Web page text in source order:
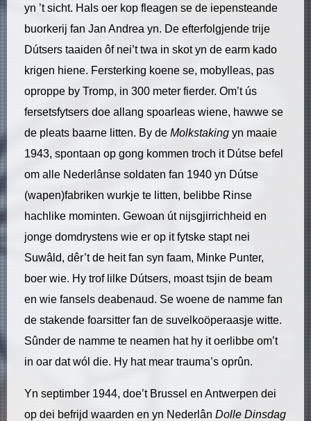
yn ’t sicht. Hals oer kop fleagen se de iepensteande
buorkerij fan Jan Andrea yn. De efterfolgjende trije
Dútsers taaiden ôf nei’t twa in skot yn de earm kado
krigen hiene. Fersterking koene se, mobylleas, pas
oproppe by Tromp, in 300 meter fierder. Om’t ús
fersetsfytsers doe allang spoarleas wiene, hawwe se
de pleats baarne litten. By deMolkstakingyn maaie
1943, spontaan op gong kommen troch it Dútse befel
om alle Nederlânse soldaten fan 1940 yn Dútse
(wapen)fabriken wurkje te litten, belibbe Rinse
hachlike mominten. Gewoan út nijsgjirrichheid en
jonge domdrystens wie er op it fytske stapt nei
Suwâld, dêr’t de heit fan syn faam, Minke Punter,
boer wie. Hy trof lilke Dútsers, moast tsjin de beam
en wie fansels deabenaud. Se woene de namme fan
de stakende foarsitter fan de suvelkoöperaasje witte.
Sûnder de namme te neamen hat hy it oerlibbe om’t
in oar dat wól die. Hy hat mear trauma’s oprûn.
Yn septimber 1944, doe’t Brussel en Antwerpen dei
op dei befrijd waarden en yn NederlânDolle Dinsdag